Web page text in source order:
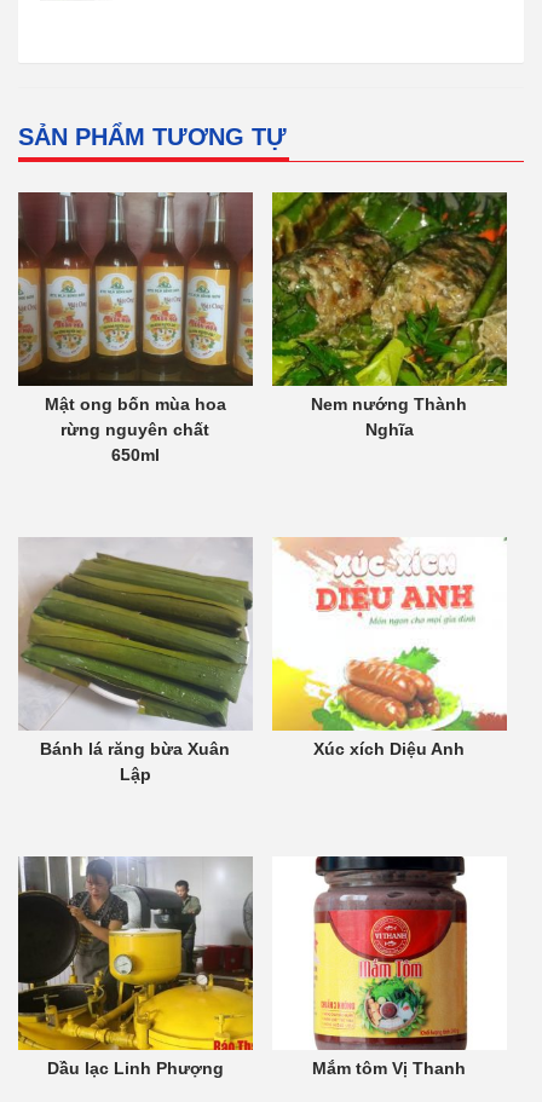
SẢN PHẨM TƯƠNG TỰ
Mật ong bốn mùa hoa
rừng nguyên chất
650ml
Nem nướng Thành
Nghĩa
Bánh lá răng bừa Xuân
Lập
Xúc xích Diệu Anh
Dầu lạc Linh Phượng Mắm tôm Vị Thanh